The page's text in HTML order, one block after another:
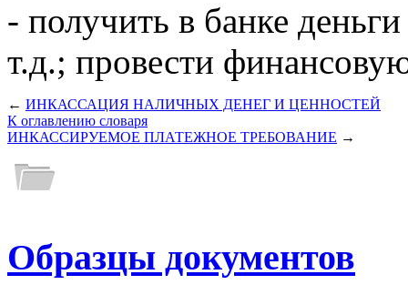
- получить в банке
т.д.; провести
← ИНКАССАЦИЯ НАЛИЧНЫХ ДЕНЕГ И ЦЕННОСТЕЙ
К оглавлению словаря
ИНКАССИРУЕМОЕ ПЛАТЕЖНОЕ ТРЕБОВАНИЕ →
Образцы документов